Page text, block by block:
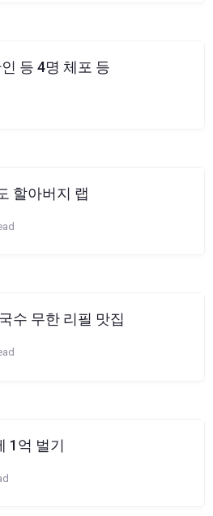
등 4명 체포 등
할아버지 랩
수 무한 리필 맛집
1억 벌기